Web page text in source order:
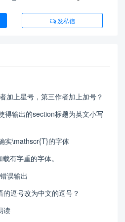
发私信
加上星号，第三作者加上加号？
得输出的section标题为英文小写
实\mathscr{T}的字体
有字重的字体。
误输出
逗号改为中文的逗号？
读